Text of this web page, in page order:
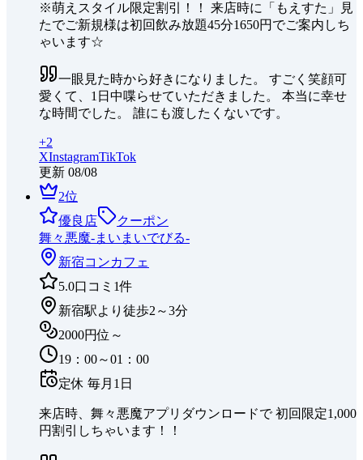
※萌えスタイル限定割引！！ 来店時に「もえすた」見
たでご新規様は初回飲み放題45分1650円でご案内しち
ゃいます☆
一眼見た時から好きになりました。 すごく笑顔可
愛くて、1日中喋らせていただきました。 本当に幸せ
な時間でした。 誰にも渡したくないです。
+2
XInstagramTikTok
更新 08/08
2位
優良店
クーポン
舞々悪魔-まいまいでびる-
新宿コンカフェ
5.0口コミ 1件
新宿駅より徒歩2～3分
2000円位～
19：00～01：00
定休 毎月1日
来店時、舞々悪魔アプリダウンロードで 初回限定1,000
円割引しちゃいます！！